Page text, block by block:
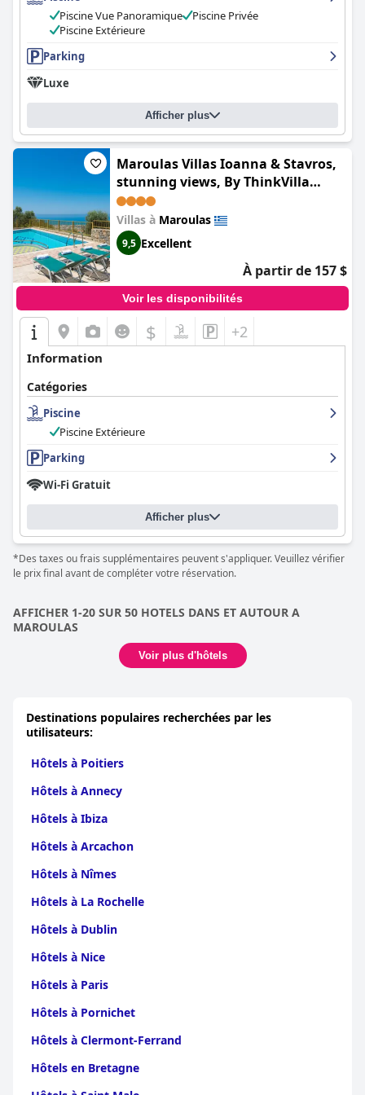
Piscine Vue Panoramique
Piscine Privée
Piscine Extérieure
Parking
Luxe
Afficher plus
Maroulas Villas Ioanna & Stavros,
stunning views, By ThinkVilla
(Maroulas Villas Ioanna & Stavros,
Private Pools, BBQ & SeaView, By
ThinkVilla)
Villas à Maroulas
9,5 Excellent
À partir de 157 $
Voir les disponibilités
$ +2
Information
Catégories
Piscine
Piscine Extérieure
Parking
Wi-Fi Gratuit
Afficher plus
*Des taxes ou frais supplémentaires peuvent s'appliquer. Veuillez vérifier
le prix final avant de compléter votre réservation.
AFFICHER 1-20 SUR 50 HOTELS DANS ET AUTOUR A
MAROULAS
Voir plus d'hôtels
Destinations populaires recherchées par les
utilisateurs:
Hôtels à Poitiers
Hôtels à Annecy
Hôtels à Ibiza
Hôtels à Arcachon
Hôtels à Nîmes
Hôtels à La Rochelle
Hôtels à Dublin
Hôtels à Nice
Hôtels à Paris
Hôtels à Pornichet
Hôtels à Clermont-Ferrand
Hôtels en Bretagne